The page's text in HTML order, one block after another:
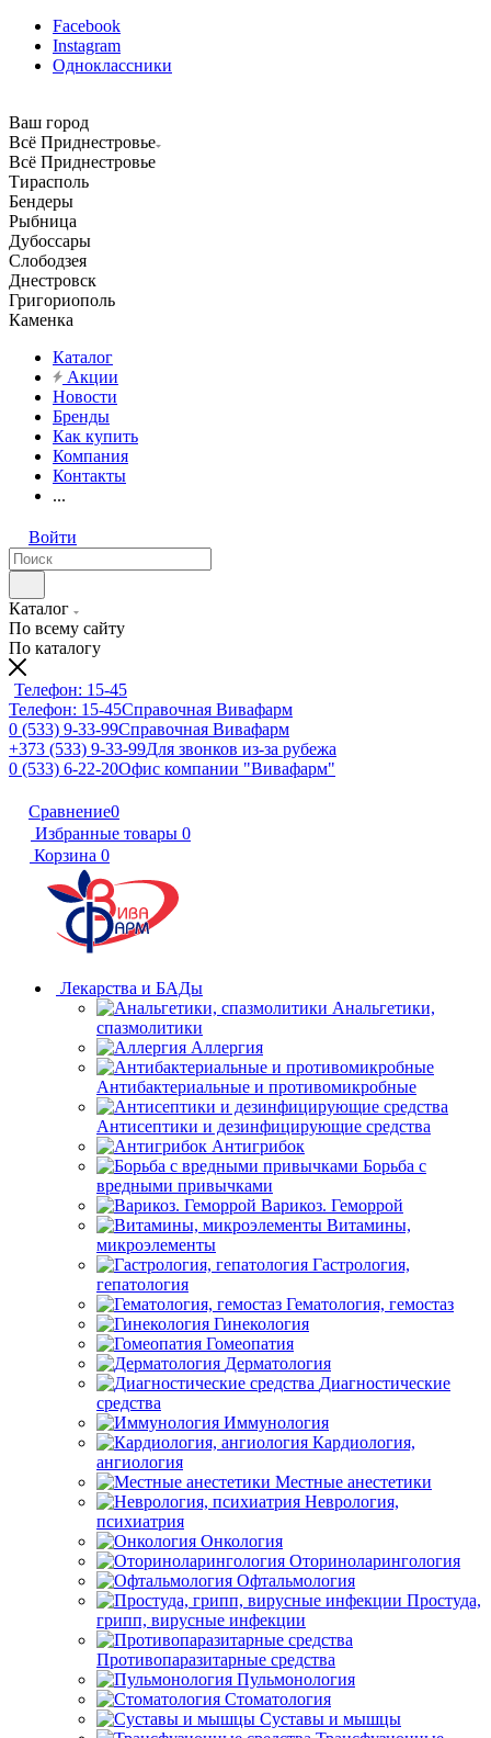
Facebook
Instagram
Одноклассники
Ваш город
Всё Приднестровье
Всё Приднестровье
Тирасполь
Бендеры
Рыбница
Дубоссары
Слободзея
Днестровск
Григориополь
Каменка
Каталог
Акции
Новости
Бренды
Как купить
Компания
Контакты
...
Войти
Каталог
По всему сайту
По каталогу
Телефон: 15-45
Телефон: 15-45Справочная Вивафарм
0 (533) 9-33-99Справочная Вивафарм
+373 (533) 9-33-99Для звонков из-за рубежа
0 (533) 6-22-20Офис компании "Вивафарм"
Сравнение0
Избранные товары 0
Корзина 0
Лекарства и БАДы
Анальгетики,
спазмолитики
Аллергия
Антибактериальные и противомикробные
Антисептики и дезинфицирующие средства
Антигрибок
Борьба с
вредными привычками
Варикоз. Геморрой
Витамины,
микроэлементы
Гастрология,
гепатология
Гематология, гемостаз
Гинекология
Гомеопатия
Дерматология
Диагностические
средства
Иммунология
Кардиология,
ангиология
Местные анестетики
Неврология,
психиатрия
Онкология
Оториноларингология
Офтальмология
Простуда,
грипп, вирусные инфекции
Противопаразитарные средства
Пульмонология
Стоматология
Суставы и мышцы